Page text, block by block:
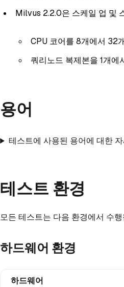
Milvus 2.2.0은 스케일 업 및
CPU 코어를 8개에서 32
쿼리노드 복제본을 1개에
용어
테스트에 사용된 용어에 대한
테스트 환경
모든 테스트는 다음 환경에서 수
하드웨어 환경
하드웨어